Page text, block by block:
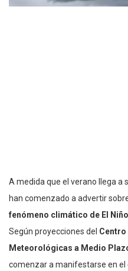
A medida que el verano llega a
han comenzado a advertir
fenómeno climático de El Niño
Según proyecciones del Centro
Meteorológicas a Medio
comenzar a manifestarse en el